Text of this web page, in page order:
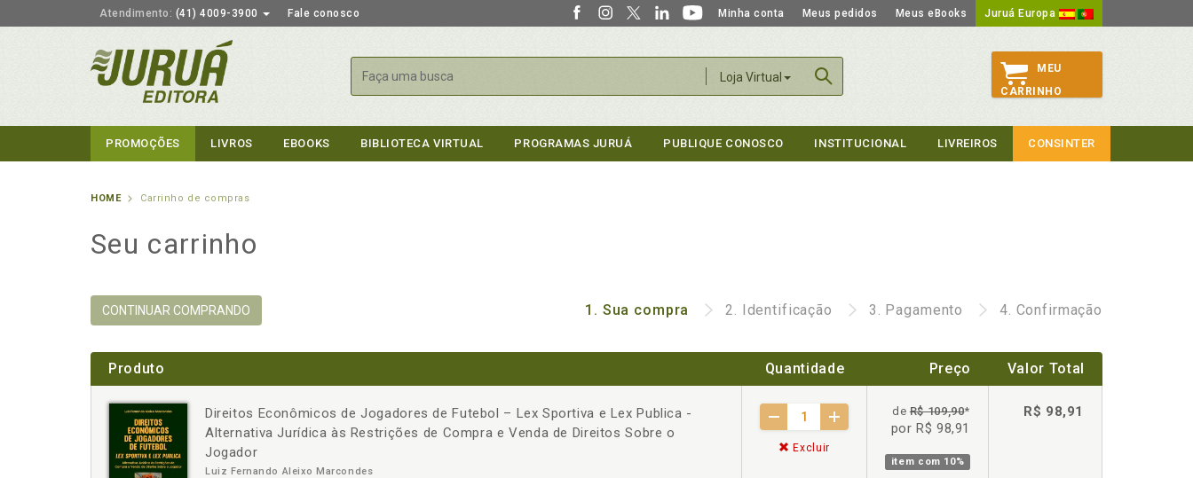
Atendimento: (41) 4009-3900 Fale conosco Minha conta Meus pedidos Meus eBooks Juruá Europa
Loja Virtual
Buscar
MEU
CARRINHO
PROMOÇÕES LIVROS EBOOKS BIBLIOTECA VIRTUAL PROGRAMAS JURUÁ PUBLIQUE CONOSCO INSTITUCIONAL LIVREIROS CONSINTER
HOME Carrinho de compras
Seu carrinho
CONTINUAR COMPRANDO 1. Sua compra 2. Identificação 3. Pagamento 4. Confirmação
Produto Quantidade Preço Valor Total
Direitos Econômicos de Jogadores de Futebol – Lex Sportiva e Lex Publica -
Alternativa Jurídica às Restrições de Compra e Venda de Direitos Sobre o
Jogador
Luiz Fernando Aleixo Marcondes
- +
Excluir
deR$ 109,90*
por R$ 98,91
item com 10%
R$ 98,91